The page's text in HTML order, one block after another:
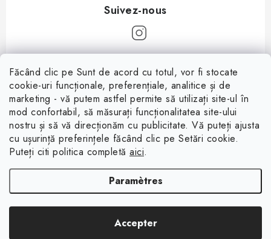
Făcând clic pe Sunt de acord cu totul, vor fi stocate
cookie-uri funcționale, preferențiale, analitice și de
marketing - vă putem astfel permite să utilizați site-ul în
mod confortabil, să măsurați funcționalitatea site-ului
nostru și să vă direcționăm cu publicitate. Vă puteți ajusta
cu ușurință preferințele făcând clic pe Setări cookie.
Puteți citi politica completă aici.
Paramètres
Accepter
Informații pentru tine
À propos
Conditions de vente
Facebook
Copyright 2026Magsy.fr. Tous droits réservés.Modifier les paramètres des
cookies